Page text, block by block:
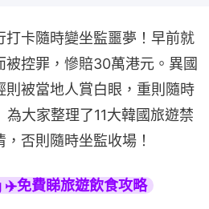
打卡隨時變坐監噩夢！早前就
被控罪，慘賠30萬港元。異國
則被當地人賞白眼，重則隨時
大家整理了11大韓國旅遊禁
否則隨時坐監收場！
免費睇旅遊飲食攻略